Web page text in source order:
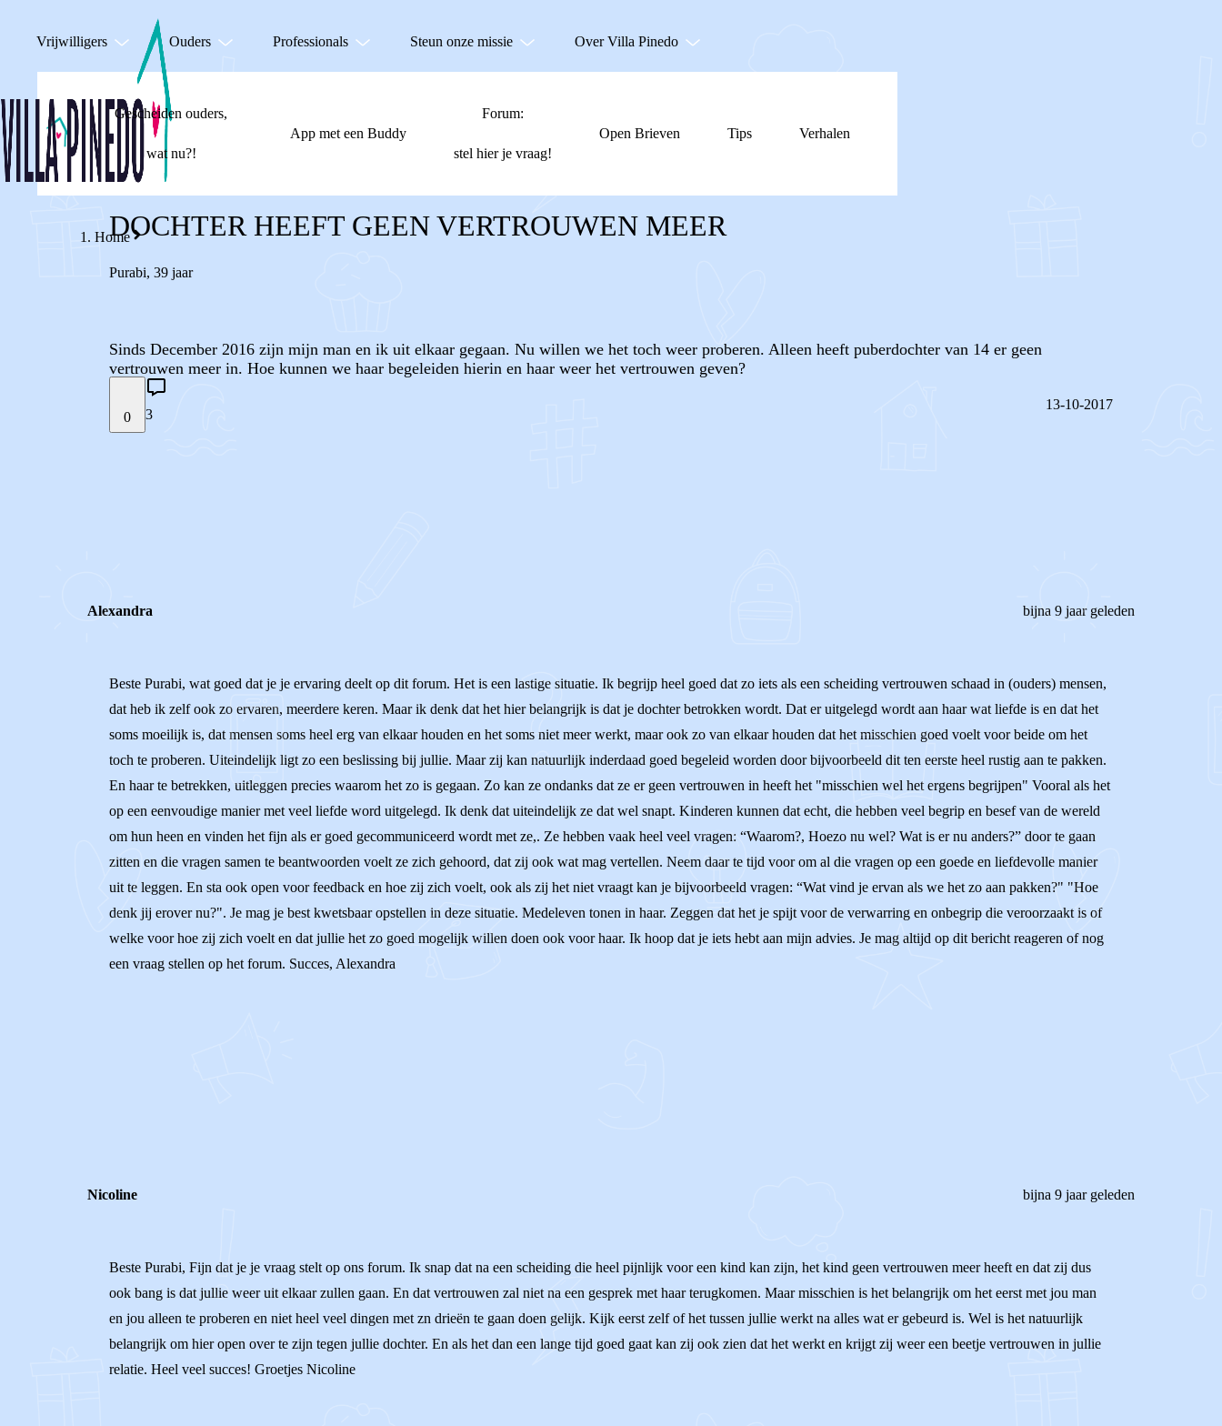
Vrijwilligers Ouders Professionals Steun onze missie Over Villa Pinedo
Gescheiden ouders,
wat nu?!
App met een Buddy
Forum:
stel hier je vraag!
Open Brieven Tips Verhalen
Home
DOCHTER HEEFT GEEN VERTROUWEN MEER
Purabi, 39 jaar
Sinds December 2016 zijn mijn man en ik uit elkaar gegaan. Nu willen we het toch weer proberen. Alleen heeft puberdochter van 14 er geen
vertrouwen meer in. Hoe kunnen we haar begeleiden hierin en haar weer het vertrouwen geven?
0 3
13-10-2017
Alexandra bijna 9 jaar geleden
Beste Purabi, wat goed dat je je ervaring deelt op dit forum. Het is een lastige situatie. Ik begrijp heel goed dat zo iets als een scheiding vertrouwen schaad in (ouders) mensen,
dat heb ik zelf ook zo ervaren, meerdere keren. Maar ik denk dat het hier belangrijk is dat je dochter betrokken wordt. Dat er uitgelegd wordt aan haar wat liefde is en dat het
soms moeilijk is, dat mensen soms heel erg van elkaar houden en het soms niet meer werkt, maar ook zo van elkaar houden dat het misschien goed voelt voor beide om het
toch te proberen. Uiteindelijk ligt zo een beslissing bij jullie. Maar zij kan natuurlijk inderdaad goed begeleid worden door bijvoorbeeld dit ten eerste heel rustig aan te pakken.
En haar te betrekken, uitleggen precies waarom het zo is gegaan. Zo kan ze ondanks dat ze er geen vertrouwen in heeft het "misschien wel het ergens begrijpen" Vooral als het
op een eenvoudige manier met veel liefde word uitgelegd. Ik denk dat uiteindelijk ze dat wel snapt. Kinderen kunnen dat echt, die hebben veel begrip en besef van de wereld
om hun heen en vinden het fijn als er goed gecommuniceerd wordt met ze,. Ze hebben vaak heel veel vragen: “Waarom?, Hoezo nu wel? Wat is er nu anders?” door te gaan
zitten en die vragen samen te beantwoorden voelt ze zich gehoord, dat zij ook wat mag vertellen. Neem daar te tijd voor om al die vragen op een goede en liefdevolle manier
uit te leggen. En sta ook open voor feedback en hoe zij zich voelt, ook als zij het niet vraagt kan je bijvoorbeeld vragen: “Wat vind je ervan als we het zo aan pakken?" "Hoe
denk jij erover nu?". Je mag je best kwetsbaar opstellen in deze situatie. Medeleven tonen in haar. Zeggen dat het je spijt voor de verwarring en onbegrip die veroorzaakt is of
welke voor hoe zij zich voelt en dat jullie het zo goed mogelijk willen doen ook voor haar. Ik hoop dat je iets hebt aan mijn advies. Je mag altijd op dit bericht reageren of nog
een vraag stellen op het forum. Succes, Alexandra
Nicoline bijna 9 jaar geleden
Beste Purabi, Fijn dat je je vraag stelt op ons forum. Ik snap dat na een scheiding die heel pijnlijk voor een kind kan zijn, het kind geen vertrouwen meer heeft en dat zij dus
ook bang is dat jullie weer uit elkaar zullen gaan. En dat vertrouwen zal niet na een gesprek met haar terugkomen. Maar misschien is het belangrijk om het eerst met jou man
en jou alleen te proberen en niet heel veel dingen met zn drieën te gaan doen gelijk. Kijk eerst zelf of het tussen jullie werkt na alles wat er gebeurd is. Wel is het natuurlijk
belangrijk om hier open over te zijn tegen jullie dochter. En als het dan een lange tijd goed gaat kan zij ook zien dat het werkt en krijgt zij weer een beetje vertrouwen in jullie
relatie. Heel veel succes! Groetjes Nicoline